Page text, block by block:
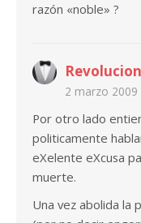
razón «noble» ?
2 marzo 2009
Por otro lado
politicamente
eXelente eXcusa
muerte.
Una vez abolida la